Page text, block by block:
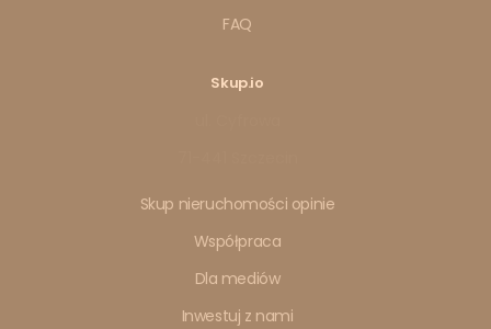
FAQ
Skup.io
Skup nieruchomości opinie
Współpraca
Dla mediów
Inwestuj z nami